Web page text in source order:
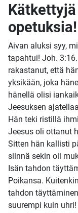
opetuksia!
Aivan aluksi syy,
tapahtui! Joh.
rakastanut, että
yksikään, joka
hänellä olisi
Jeesuksen
Hän teki ristillä
Jeesus oli ottanut
Sitten hän kallisti
siinnä sekin oli
Isän tahdon
Poikansa.
tahdon
suurempi kuin